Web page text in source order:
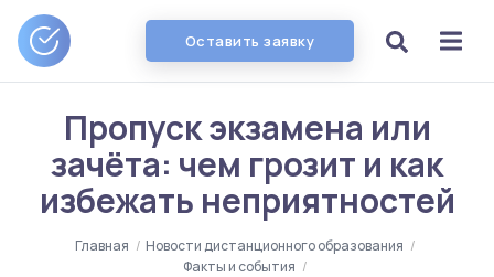
Оставить заявку
Пропуск экзамена или
зачёта: чем грозит и как
избежать неприятностей
Главная / Новости дистанционного образования /
Факты и события /